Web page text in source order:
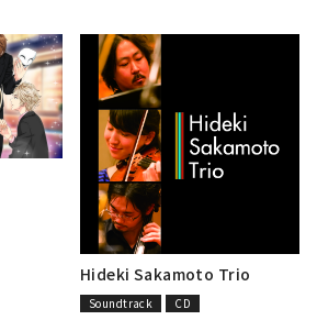
Hideki Sakamoto Trio
Soundtrack CD